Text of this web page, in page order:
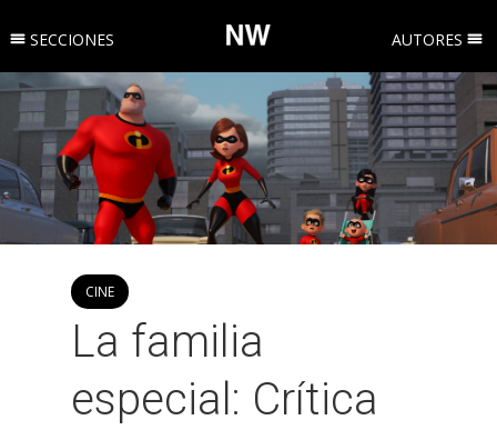
SECCIONES AUTORES
CINE
La familia
especial: Crítica